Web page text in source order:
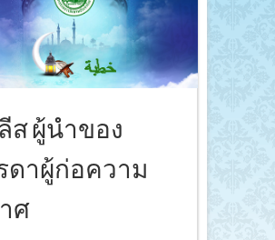
ส ผู้นำของ
ดาผู้ก่อความ
ศ